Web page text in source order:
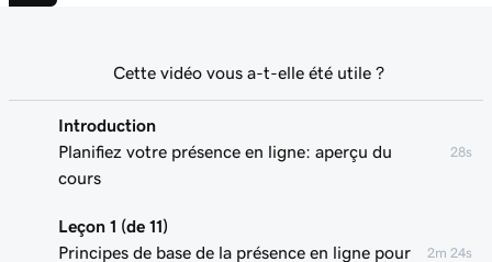
Introduction
Planifiez votre présence en ligne: aperçu du
cours
28s
Leçon 1 (de 11)
Principes de base de la présence en ligne pour
2m 24s
Cette vidéo vous a-t-elle été utile ?